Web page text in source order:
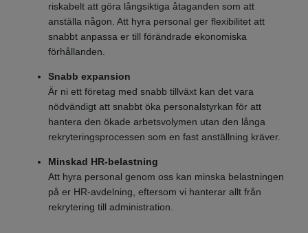
riskabelt att göra långsiktiga åtaganden som att
anställa någon. Att hyra personal ger flexibilitet att
snabbt anpassa er till förändrade ekonomiska
förhållanden.
Snabb expansion
Är ni ett företag med snabb tillväxt kan det vara
nödvändigt att snabbt öka personalstyrkan för att
hantera den ökade arbetsvolymen utan den långa
rekryteringsprocessen som en fast anställning kräver.
Minskad HR-belastning
Att hyra personal genom oss kan minska belastningen
på er HR-avdelning, eftersom vi hanterar allt från
rekrytering till administration.